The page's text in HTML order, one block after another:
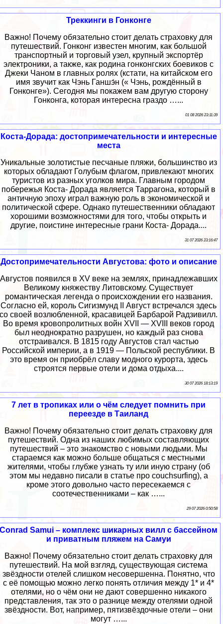
Треккинги в Гонконге
Важно! Почему обязательно стоит делать страховку для
путешествий. Гонконг известен многим, как большой
транспортный и торговый узел, крупный экспортёр
электроники, а также, как родина гонконгских боевиков с
Джеки Чаном в главных ролях (кстати, на китайском его
имя звучит как Чэнь Ганшэ́н (« Чэнь, рождённый в
Гонконге»). Сегодня мы покажем вам другую сторону
Гонконга, которая интересна граздо …...
01 08 2026 23:11:39
Коста-Дорада: достопримечательности и интересные
места
Уникальные золотистые песчаные пляжи, большинство из
которых обладают Голубым флагом, привлекают многих
туристов из разных уголков мира. Главным городом
побережья Коста- Дорада является Таррагона, который в
античную эпоху играл важную роль в экономической и
политической сфере. Однако путешественники обладают
хорошими возможностями для того, чтобы открыть и
другие, поистине интересные грани Коста- Дорада....
31 07 2026 23:16:47
Достопримечательности Августова: фото и описание
Августов появился в XV веке на землях, принадлежавших
Великому княжеству Литовскому. Существует
романтическая легенда о происхождении его названия.
Согласно ей, король Сигизмунд II Август встречался здесь
со своей возлюбленной, красавицей Барбарой Радзивилл.
Во время кровопролитных войн XVII — XVIII веков город
был неоднократно разрушен, но каждый раз снова
отстраивался. В 1815 году Августов стал частью
Российской империи, а в 1919 — Польской республики. В
это время он приобрёл славу модного курорта, здесь
строятся первые отели и дома отдыха....
30 07 2026 18:13:19
7 лет в тропиках или о чём следует помнить при
переезде в Таиланд
Важно! Почему обязательно стоит делать страховку для
путешествий. Одна из наших любимых составляющих
путешествий – это знакомство с новыми людьми. Мы
стараемся как можно больше общаться с местными
жителями, чтобы глубже узнать ту или иную страну (об
этом мы недавно писали в статье про couchsurfing), а
кроме этого довольно часто пересекаемся с
соотечественниками – как …...
29 07 2026 0:50:58
Conrad Samui – комплекс шикарных вилл с бассейном
и приватным пляжем на Самуи
Важно! Почему обязательно стоит делать страховку для
путешествий. На мой взгляд, существующая система
звёздности отелей слишком несовершенна. Понятно, что
с её помощью можно легко понять отличия между 1* и 4*
отелями, но о чём они не дают совершенно никакого
представления, так это о разнице между отелями одной
звёздности. Вот, например, пятизвёздочные отели – они
могут …...